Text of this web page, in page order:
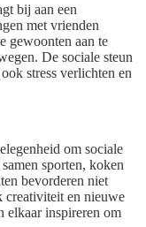
bij aan een
met vrienden
gewoonten aan te
De sociale steun
stress verlichten en
om sociale
sporten, koken
bevorderen niet
creativiteit en nieuwe
elkaar inspireren om